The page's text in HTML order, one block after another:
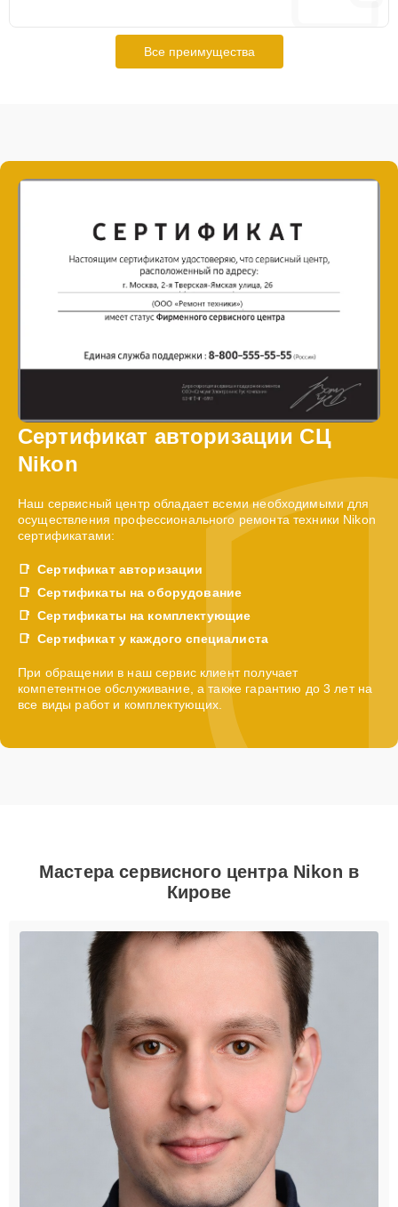
Все преимущества
Сертификат авторизации СЦ
Nikon
Наш сервисный центр обладает всеми необходимыми для
осуществления профессионального ремонта техники Nikon
сертификатами:
Сертификат авторизации
Сертификаты на оборудование
Сертификаты на комплектующие
Сертификат у каждого специалиста
При обращении в наш сервис клиент получает
компетентное обслуживание, а также гарантию до 3 лет на
все виды работ и комплектующих.
Мастера сервисного центра Nikon в
Кирове